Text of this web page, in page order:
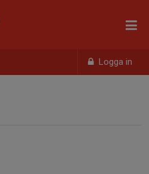
Logga in